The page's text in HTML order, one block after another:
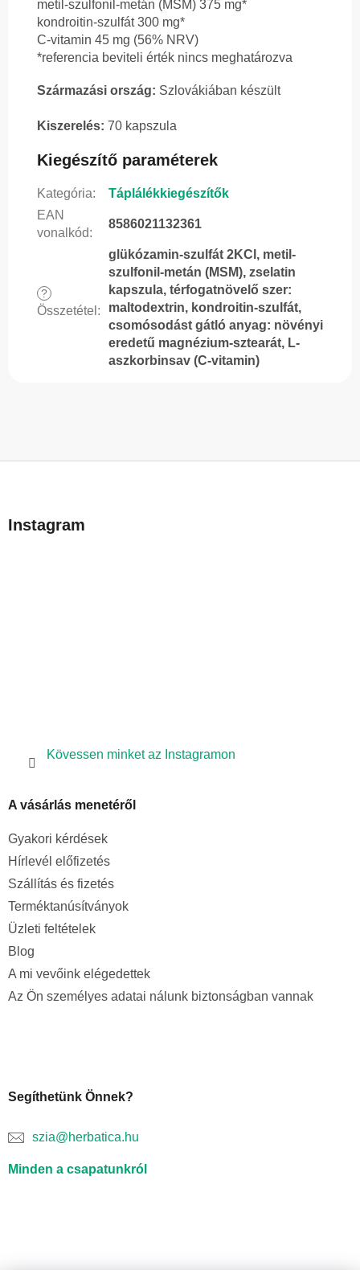
metil-szulfonil-metán (MSM) 375 mg*
kondroitin-szulfát 300 mg*
C-vitamin 45 mg (56% NRV)
*referencia beviteli érték nincs meghatározva
Származási ország: Szlovákiában készült
Kiszerelés: 70 kapszula
Kiegészítő paraméterek
Kategória:
Táplálékkiegészítők
EAN
vonalkód:
8586021132361
?
Összetétel :
glükózamin-szulfát 2KCl, metil-
szulfonil-metán (MSM), zselatin
kapszula, térfogatnövelő szer:
maltodextrin, kondroitin-szulfát,
csomósodást gátló anyag: növényi
eredetű magnézium-sztearát, L-
aszkorbinsav (C-vitamin)
bInstagram
Kövessen minket az Instagramon
A vásárlás menetéről
Gyakori kérdések
Hírlevél előfizetés
Szállítás és fizetés
Terméktanúsítványok
Üzleti feltételek
Blog
A mi vevőink elégedettek
Az Ön személyes adatai nálunk biztonságban vannak
Segíthetünk Önnek?
szia@herbatica.hu
Minden a csapatunkról